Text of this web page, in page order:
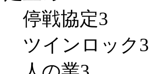
停戦協定3
ツインロック3